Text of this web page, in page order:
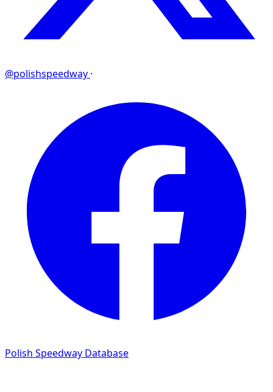
@polishspeedway ·
Polish Speedway Database